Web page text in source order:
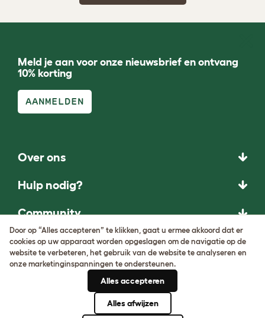
Meld je aan voor onze nieuwsbrief en ontvang
10% korting
AANMELDEN
Over ons
Hulp nodig?
Community
Gezelschapsdieren - rassen
Huisdierengids
VRAAG HET
Door op “Alles accepteren” te klikken, gaat u ermee akkoord dat er
cookies op uw apparaat worden opgeslagen om de navigatie op de
website te verbeteren, het gebruik van de website te analyseren en
onze marketinginspanningen te ondersteunen.
Alles accepteren
Alles afwijzen